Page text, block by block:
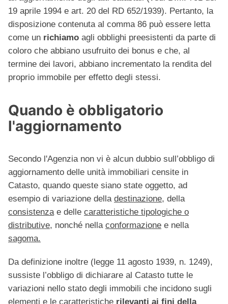
19 aprile 1994 e art. 20 del RD 652/1939). Pertanto, la
disposizione contenuta al comma 86 può essere letta
come un richiamo agli obblighi preesistenti da parte di
coloro che abbiano usufruito dei bonus e che, al
termine dei lavori, abbiano incrementato la rendita del
proprio immobile per effetto degli stessi.
Quando è obbligatorio
l'aggiornamento
Secondo l'Agenzia non vi è alcun dubbio sull’obbligo di
aggiornamento delle unità immobiliari censite in
Catasto, quando queste siano state oggetto, ad
esempio di variazione della destinazione, della
consistenzae delle caratteristiche tipologiche o
distributive, nonché nella conformazione e nella
sagoma.
Da definizione inoltre (legge 11 agosto 1939, n. 1249),
sussiste l’obbligo di dichiarare al Catasto tutte le
variazioni nello stato degli immobili che incidono sugli
elementi e le caratteristiche rilevanti ai fini della